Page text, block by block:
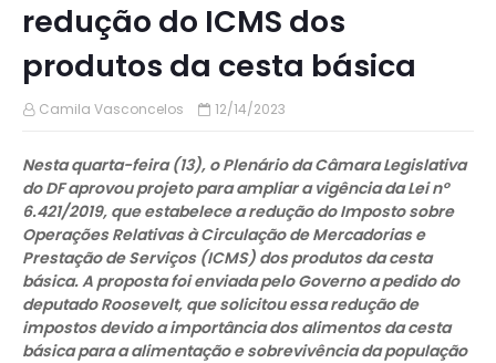
redução do ICMS dos
produtos da cesta básica
Camila Vasconcelos 12/14/2023
Nesta quarta-feira (13), o Plenário da Câmara Legislativa
do DF aprovou projeto para ampliar a vigência da Lei nº
6.421/2019, que estabelece a redução do Imposto sobre
Operações Relativas à Circulação de Mercadorias e
Prestação de Serviços (ICMS) dos produtos da cesta
básica. A proposta foi enviada pelo Governo a pedido do
deputado Roosevelt, que solicitou essa redução de
impostos devido a importância dos alimentos da cesta
básica para a alimentação e sobrevivência da população